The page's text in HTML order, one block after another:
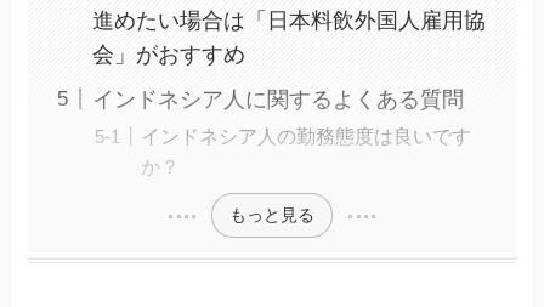
進めたい場合は「日本料飲外国人雇用協
会」がおすすめ
インドネシア人に関するよくある質問
インドネシア人の勤務態度は良いです
か？
もっと見る